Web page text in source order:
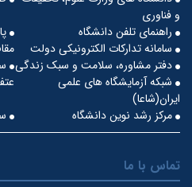
و فناوری
راهنمای تلفن دانشگاه
سامانه تدارکات الکترونیکی دولت
دفتر مشاوره، سلامت و سبک زندگی
شبکه آزمایشگاه های علمی
ایران(شاعا)
مرکز رشد نوین دانشگاه
تماس با ما